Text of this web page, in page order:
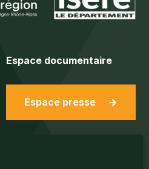
Espace documentaire
Espace presse